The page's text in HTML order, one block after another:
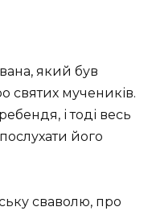
який був
святих мучеників.
і тоді весь
його
сваволю, про